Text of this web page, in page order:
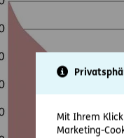
Mit Ihrem
Marketing-